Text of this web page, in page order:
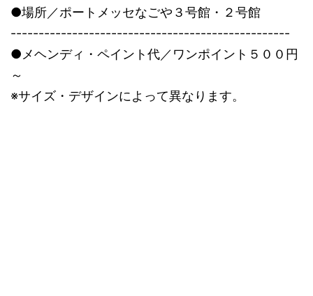
●場所／ポートメッセなごや３号館・２号館
--------------------------------------------------
●メヘンディ・ペイント代／ワンポイント５００円
～
※サイズ・デザインによって異なります。